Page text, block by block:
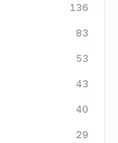
136
83
53
43
40
29